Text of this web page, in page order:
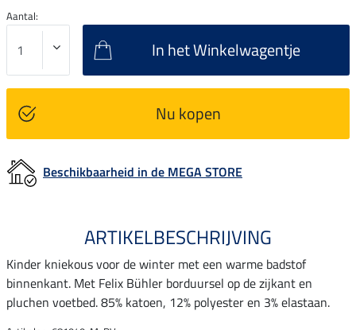
Aantal:
In het Winkelwagentje
Nu kopen
Beschikbaarheid in de MEGA STORE
ARTIKELBESCHRIJVING
Kinder kniekous voor de winter met een warme badstof
binnenkant. Met Felix Bühler borduursel op de zijkant en
pluchen voetbed. 85% katoen, 12% polyester en 3% elastaan.